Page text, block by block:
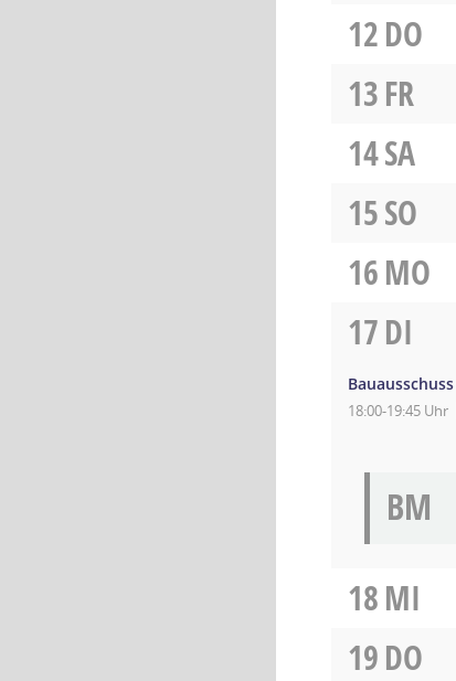
12DO
13FR
14SA
15SO
16MO
17DI
Bauausschuss
18:00-19:45 Uhr
BM
18MI
19DO